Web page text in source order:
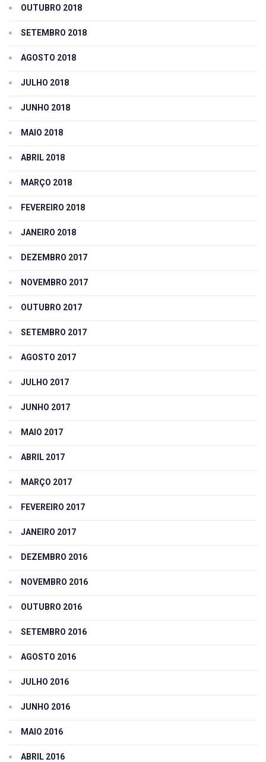
OUTUBRO 2018
SETEMBRO 2018
AGOSTO 2018
JULHO 2018
JUNHO 2018
MAIO 2018
ABRIL 2018
MARÇO 2018
FEVEREIRO 2018
JANEIRO 2018
DEZEMBRO 2017
NOVEMBRO 2017
OUTUBRO 2017
SETEMBRO 2017
AGOSTO 2017
JULHO 2017
JUNHO 2017
MAIO 2017
ABRIL 2017
MARÇO 2017
FEVEREIRO 2017
JANEIRO 2017
DEZEMBRO 2016
NOVEMBRO 2016
OUTUBRO 2016
SETEMBRO 2016
AGOSTO 2016
JULHO 2016
JUNHO 2016
MAIO 2016
ABRIL 2016